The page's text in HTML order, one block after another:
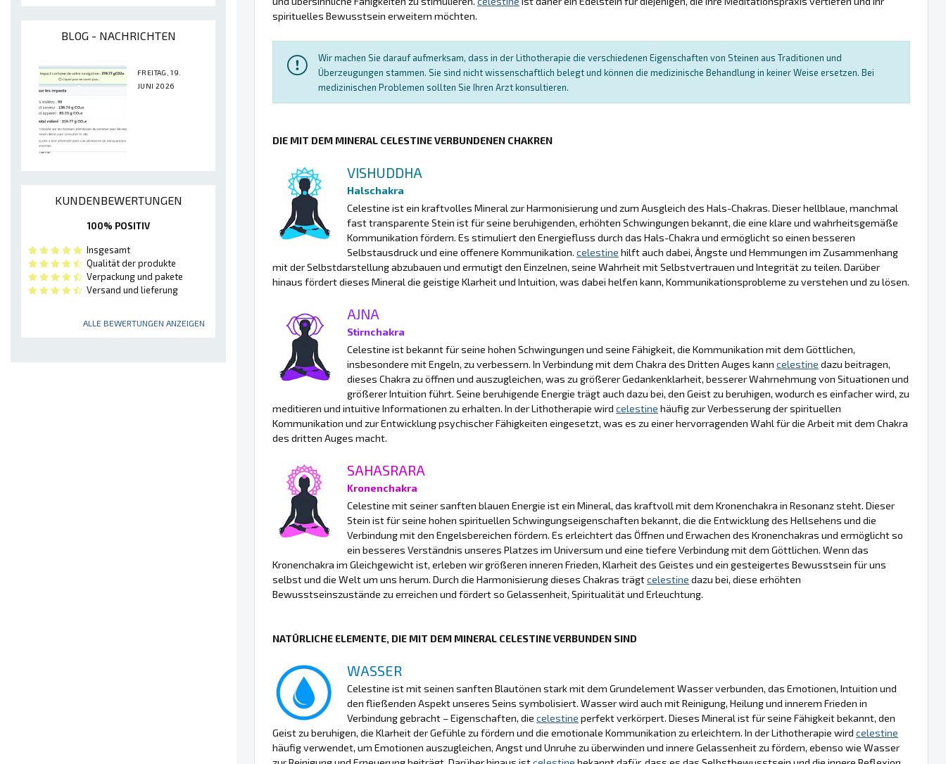
BLOG - NACHRICHTEN
FREITAG, 19.
JUNI 2026
KUNDENBEWERTUNGEN
100% POSITIV
Insgesamt
Qualität der produkte
Verpackung und pakete
Versand und lieferung
ALLE BEWERTUNGEN ANZEIGEN
spirituelles Bewusstsein erweitern möchten.
Wir machen Sie darauf aufmerksam, dass in der Lithotherapie die verschiedenen Eigenschaften von Steinen aus Traditionen und
Überzeugungen stammen. Sie sind nicht wissenschaftlich belegt und können die medizinische Behandlung in keiner Weise ersetzen. Bei
medizinischen Problemen sollten Sie Ihren Arzt konsultieren.
DIE MIT DEM MINERAL CELESTINE VERBUNDENEN CHAKREN
VISHUDDHA
Halschakra
Celestine ist ein kraftvolles Mineral zur Harmonisierung und zum Ausgleich des Hals-Chakras. Dieser hellblaue, manchmal
fast transparente Stein ist für seine beruhigenden, erhöhten Schwingungen bekannt, die eine klare und wahrheitsgemäße
Kommunikation fördern. Es stimuliert den Energiefluss durch das Hals-Chakra und ermöglicht so einen besseren
Selbstausdruck und eine offenere Kommunikation. celestine hilft auch dabei, Ängste und Hemmungen im Zusammenhang
mit der Selbstdarstellung abzubauen und ermutigt den Einzelnen, seine Wahrheit mit Selbstvertrauen und Integrität zu teilen. Darüber
hinaus fördert dieses Mineral die geistige Klarheit und Intuition, was dabei helfen kann, Kommunikationsprobleme zu verstehen und zu lösen.
AJNA
Stirnchakra
Celestine ist bekannt für seine hohen Schwingungen und seine Fähigkeit, die Kommunikation mit dem Göttlichen,
insbesondere mit Engeln, zu verbessern. In Verbindung mit dem Chakra des Dritten Auges kann celestine dazu beitragen,
dieses Chakra zu öffnen und auszugleichen, was zu größerer Gedankenklarheit, besserer Wahrnehmung von Situationen und
größerer Intuition führt. Seine beruhigende Energie trägt auch dazu bei, den Geist zu beruhigen, wodurch es einfacher wird, zu
meditieren und intuitive Informationen zu erhalten. In der Lithotherapie wird celestine häufig zur Verbesserung der spirituellen
Kommunikation und zur Entwicklung psychischer Fähigkeiten eingesetzt, was es zu einer hervorragenden Wahl für die Arbeit mit dem Chakra
des dritten Auges macht.
SAHASRARA
Kronenchakra
Celestine mit seiner sanften blauen Energie ist ein Mineral, das kraftvoll mit dem Kronenchakra in Resonanz steht. Dieser
Stein ist für seine hohen spirituellen Schwingungseigenschaften bekannt, die die Entwicklung des Hellsehens und die
Verbindung mit den Engelsbereichen fördern. Es erleichtert das Öffnen und Erwachen des Kronenchakras und ermöglicht so
ein besseres Verständnis unseres Platzes im Universum und eine tiefere Verbindung mit dem Göttlichen. Wenn das
Kronenchakra im Gleichgewicht ist, erleben wir größeren inneren Frieden, Klarheit des Geistes und ein gesteigertes Bewusstsein für uns
selbst und die Welt um uns herum. Durch die Harmonisierung dieses Chakras trägtcelestine dazu bei, diese erhöhten
Bewusstseinszustände zu erreichen und fördert so Gelassenheit, Spiritualität und Erleuchtung.
NATÜRLICHE ELEMENTE, DIE MIT DEM MINERAL CELESTINE VERBUNDEN SIND
WASSER
Celestine ist mit seinen sanften Blautönen stark mit dem Grundelement Wasser verbunden, das Emotionen, Intuition und
den fließenden Aspekt unseres Seins symbolisiert. Wasser wird auch mit Reinigung, Heilung und innerem Frieden in
Verbindung gebracht – Eigenschaften, die celestine perfekt verkörpert. Dieses Mineral ist für seine Fähigkeit bekannt, den
Geist zu beruhigen, die Klarheit der Gefühle zu fördern und die emotionale Kommunikation zu erleichtern. In der Lithotherapie wird celestine
häufig verwendet, um Emotionen auszugleichen, Angst und Unruhe zu überwinden und innere Gelassenheit zu fördern, ebenso wie Wasser